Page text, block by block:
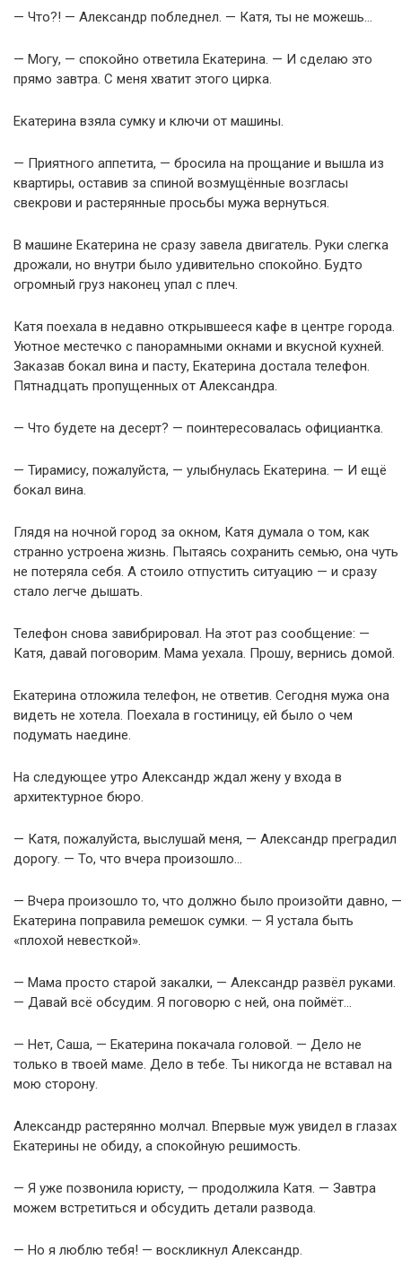
— Что?! — Александр побледнел. — Катя, ты не можешь…
— Могу, — спокойно ответила Екатерина. — И сделаю это
прямо завтра. С меня хватит этого цирка.
Екатерина взяла сумку и ключи от машины.
— Приятного аппетита, — бросила на прощание и вышла из
квартиры, оставив за спиной возмущённые возгласы
свекрови и растерянные просьбы мужа вернуться.
В машине Екатерина не сразу завела двигатель. Руки слегка
дрожали, но внутри было удивительно спокойно. Будто
огромный груз наконец упал с плеч.
Катя поехала в недавно открывшееся кафе в центре города.
Уютное местечко с панорамными окнами и вкусной кухней.
Заказав бокал вина и пасту, Екатерина достала телефон.
Пятнадцать пропущенных от Александра.
— Что будете на десерт? — поинтересовалась официантка.
— Тирамису, пожалуйста, — улыбнулась Екатерина. — И ещё
бокал вина.
Глядя на ночной город за окном, Катя думала о том, как
странно устроена жизнь. Пытаясь сохранить семью, она чуть
не потеряла себя. А стоило отпустить ситуацию — и сразу
стало легче дышать.
Телефон снова завибрировал. На этот раз сообщение: —
Катя, давай поговорим. Мама уехала. Прошу, вернись домой.
Екатерина отложила телефон, не ответив. Сегодня мужа она
видеть не хотела. Поехала в гостиницу, ей было о чем
подумать наедине.
На следующее утро Александр ждал жену у входа в
архитектурное бюро.
— Катя, пожалуйста, выслушай меня, — Александр преградил
дорогу. — То, что вчера произошло…
— Вчера произошло то, что должно было произойти давно, —
Екатерина поправила ремешок сумки. — Я устала быть
«плохой невесткой».
— Мама просто старой закалки, — Александр развёл руками.
— Давай всё обсудим. Я поговорю с ней, она поймёт…
— Нет, Саша, — Екатерина покачала головой. — Дело не
только в твоей маме. Дело в тебе. Ты никогда не вставал на
мою сторону.
Александр растерянно молчал. Впервые муж увидел в глазах
Екатерины не обиду, а спокойную решимость.
— Я уже позвонила юристу, — продолжила Катя. — Завтра
можем встретиться и обсудить детали развода.
— Но я люблю тебя! — воскликнул Александр.